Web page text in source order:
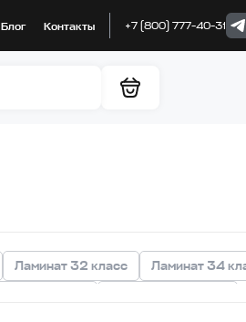
Блог Контакты +7 (800) 777-40-31
Ламинат 32 класс
Ламинат 34